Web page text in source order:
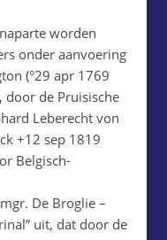
worden
onder aanvoering
(°29 apr 1769
door de Pruisische
Leberecht von
+12 sep 1819
Belgisch-
De Broglie –
uit, dat door de